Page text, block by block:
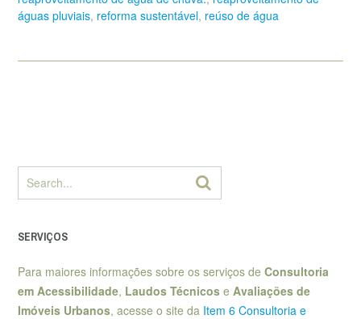
águas pluviais, reforma sustentável, reúso de água
SERVIÇOS
Para maiores informações sobre os serviços de Consultoria
em Acessibilidade, Laudos Técnicos e Avaliações de
Imóveis Urbanos, acesse o site da Item 6 Consultoria e